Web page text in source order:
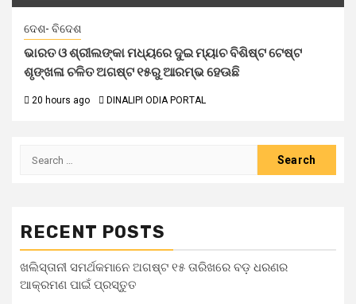
ଦେଶ- ବିଦେଶ
ଭାରତ ଓ ଶ୍ରୀଲଙ୍କା ମଧ୍ୟରେ ଦୁଇ ମ୍ୟାଚ ବିଶିଷ୍ଟ ଟେଷ୍ଟ
ଶୃଙ୍ଖଳା ଚଳିତ ଅଗଷ୍ଟ ୧୫ରୁ ଆରମ୍ଭ ହେଊଛି
20 hours ago DINALIPI ODIA PORTAL
RECENT POSTS
ଖଲିସ୍ତାନୀ ସମର୍ଥକମାନେ ଅଗଷ୍ଟ ୧୫ ତାରିଖରେ ବଡ଼ ଧରଣର
ଆକ୍ରମଣ ପାଇଁ ପ୍ରସ୍ତୁତ